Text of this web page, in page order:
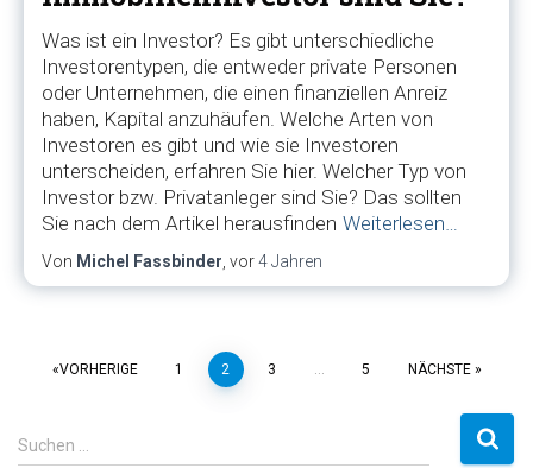
Was ist ein Investor? Es gibt unterschiedliche
Investorentypen, die entweder private Personen
oder Unternehmen, die einen finanziellen Anreiz
haben, Kapital anzuhäufen. Welche Arten von
Investoren es gibt und wie sie Investoren
unterscheiden, erfahren Sie hier. Welcher Typ von
Investor bzw. Privatanleger sind Sie? Das sollten
Sie nach dem Artikel herausfinden Weiterlesen…
Von Michel Fassbinder , vor4 Jahren
VORHERIGE 1 2 3 … 5 NÄCHSTE
Suchen …